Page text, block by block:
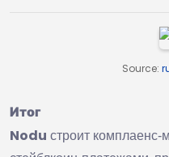
Source:
Итог
Nodu строит